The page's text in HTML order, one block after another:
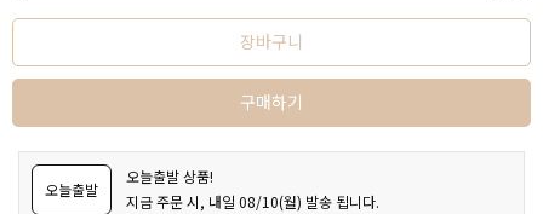
장바구니
구매하기
오늘출발
오늘출발 상품!
지금 주문 시, 내일 08/10(월) 발송 됩니다.